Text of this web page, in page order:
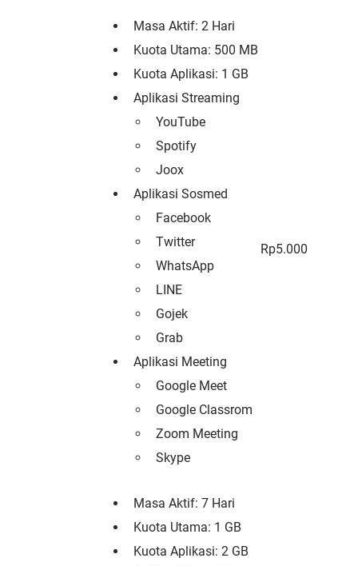
Masa Aktif: 2 Hari
Kuota Utama: 500 MB
Kuota Aplikasi: 1 GB
Aplikasi Streaming
YouTube
Spotify
Joox
Aplikasi Sosmed
Facebook
Twitter
WhatsApp
LINE
Gojek
Grab
Aplikasi Meeting
Google Meet
Google Classrom
Zoom Meeting
Skype
Rp5.000
Masa Aktif: 7 Hari
Kuota Utama: 1 GB
Kuota Aplikasi: 2 GB